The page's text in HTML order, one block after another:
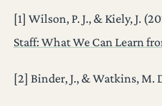
[1] Wilson, P. J., & Kiely, J.
Staff: What We Can Learn
[2] Binder, J., & Watkins, M.